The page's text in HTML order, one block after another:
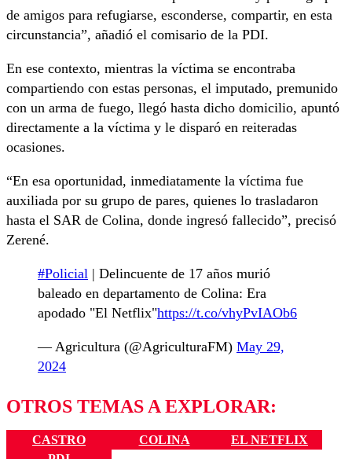
de amigos para refugiarse, esconderse, compartir, en esta
circunstancia”, añadió el comisario de la PDI.
En ese contexto, mientras la víctima se encontraba
compartiendo con estas personas, el imputado, premunido
con un arma de fuego, llegó hasta dicho domicilio, apuntó
directamente a la víctima y le disparó en reiteradas
ocasiones.
“En esa oportunidad, inmediatamente la víctima fue
auxiliada por su grupo de pares, quienes lo trasladaron
hasta el SAR de Colina, donde ingresó fallecido”, precisó
Zerené.
#Policial | Delincuente de 17 años murió
baleado en departamento de Colina: Era
apodado "El Netflix"https://t.co/vhyPvIAOb6
— Agricultura (@AgriculturaFM) May 29,
2024
OTROS TEMAS A EXPLORAR:
CASTRO COLINA
EL NETFLIX